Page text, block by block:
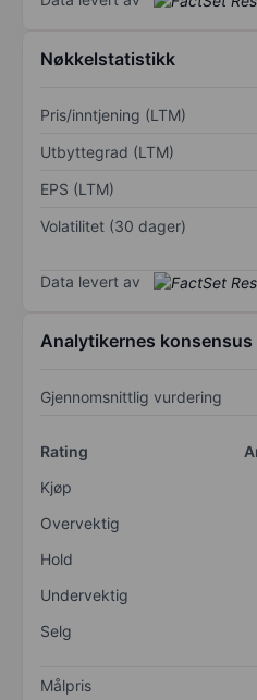
Nøkkelstatistikk
Pris/inntjening (LTM)
Utbyttegrad (LTM)
EPS (LTM)
Volatilitet (30 dager)
Data levert av
Analytikernes konsensus
Gjennomsnittlig vurdering
Rating
Kjøp
Overvektig
Hold
Undervektig
Selg
Målpris